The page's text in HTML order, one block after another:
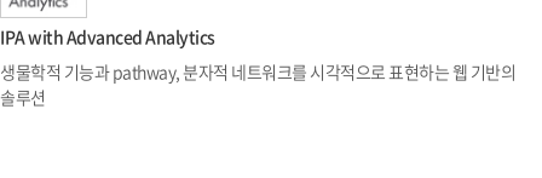
IPA with Advanced Analytics
생물학적 기능과 pathway, 분자적 네트워크를 시각적으로 표현하는 웹 기반의
솔루션